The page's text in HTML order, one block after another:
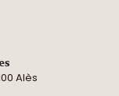
Alès